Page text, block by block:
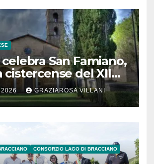
San Famiano,
cistercense del XII
GRAZIAROSA VILLANI
CONSORZIO LAGO DI BRACCIANO